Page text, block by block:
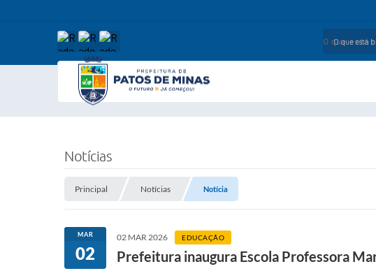
O que está
Notícias
Principal Notícias Notícia
MAR
02
02 MAR 2026 EDUCAÇÃO
Prefeitura inaugura Escola Professora